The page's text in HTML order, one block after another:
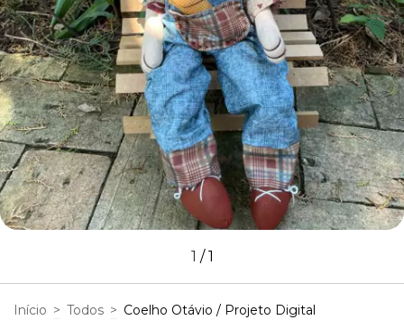
1 /1
Início > Todos > Coelho Otávio / Projeto Digital